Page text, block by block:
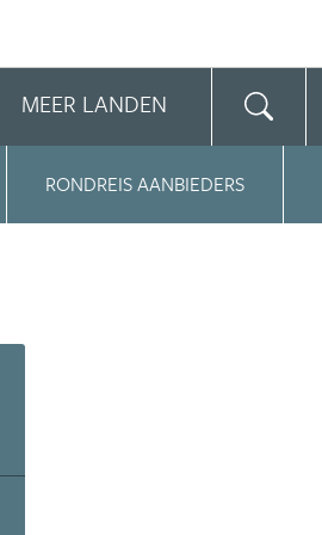
MEER LANDEN
RONDREIS AANBIEDERS